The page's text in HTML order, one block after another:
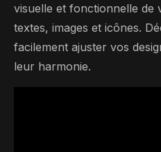
visuelle et fonctionnelle de
textes, images et icônes.
facilement ajuster vos
leur harmonie.